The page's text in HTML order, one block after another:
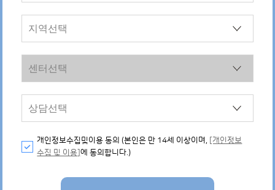
개인정보수집및이용 동의 (본인은 만 14세 이상이며,
[개인정보
수집 및 이용]에 동의합니다.)